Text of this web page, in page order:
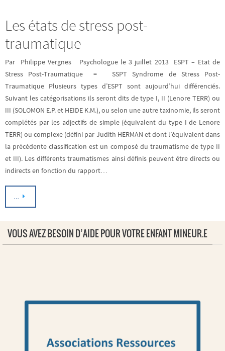
Les états de stress post-
traumatique
Par Philippe Vergnes Psychologue le 3 juillet 2013 ESPT – Etat de
Stress Post-Traumatique = SSPT Syndrome de Stress Post-
Traumatique Plusieurs types d’ESPT sont aujourd’hui différenciés.
Suivant les catégorisations ils seront dits de type I, II (Lenore TERR) ou
III (SOLOMON E.P. et HEIDE K.M.), ou selon une autre taxinomie, ils seront
complétés par les adjectifs de simple (équivalent du type I de Lenore
TERR) ou complexe (défini par Judith HERMAN et dont l’équivalent dans
la précédente classification est un composé du traumatisme de type II
et III). Les différents traumatismes ainsi définis peuvent être directs ou
indirects en fonction du rapport…
…
VOUS AVEZ BESOIN D’AIDE POUR VOTRE ENFANT MINEUR.E